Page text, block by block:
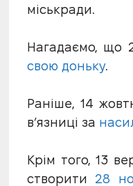
міськради.
Нагадаємо, що
свою доньку.
Раніше, 14
в’язниці за
Крім того, 13
створити 28